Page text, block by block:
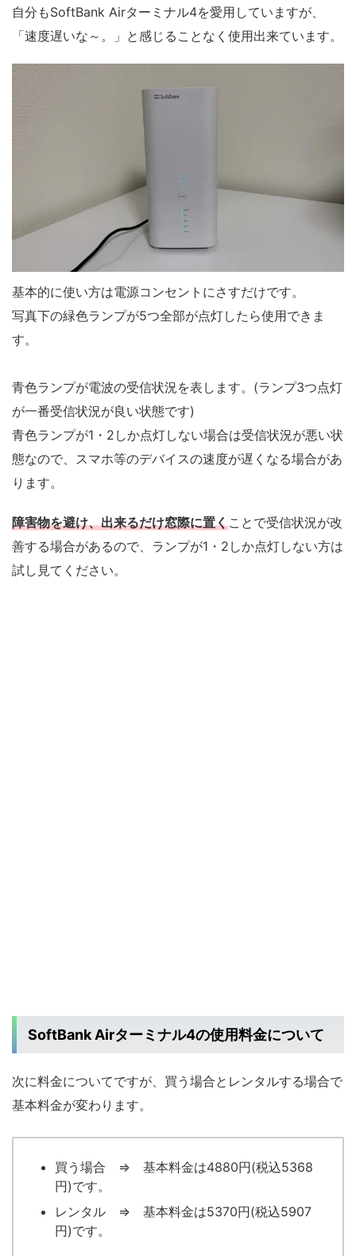
自分もSoftBank Airターミナル4を愛用していますが、
「速度遅いな～。」と感じることなく使用出来ています。
基本的に使い方は電源コンセントにさすだけです。
写真下の緑色ランプが5つ全部が点灯したら使用できま
す。
青色ランプが電波の受信状況を表します。(ランプ3つ点灯
が一番受信状況が良い状態です)
青色ランプが1・2しか点灯しない場合は受信状況が悪い状
態なので、スマホ等のデバイスの速度が遅くなる場合があ
ります。
障害物を避け、出来るだけ窓際に置くことで受信状況が改
善する場合があるので、ランプが1・2しか点灯しない方は
試し見てください。
SoftBank Airターミナル4の使用料金について
次に料金についてですが、買う場合とレンタルする場合で
基本料金が変わります。
買う場合 ⇒ 基本料金は4880円(税込5368
円)です。
レンタル ⇒ 基本料金は5370円(税込5907
円)です。